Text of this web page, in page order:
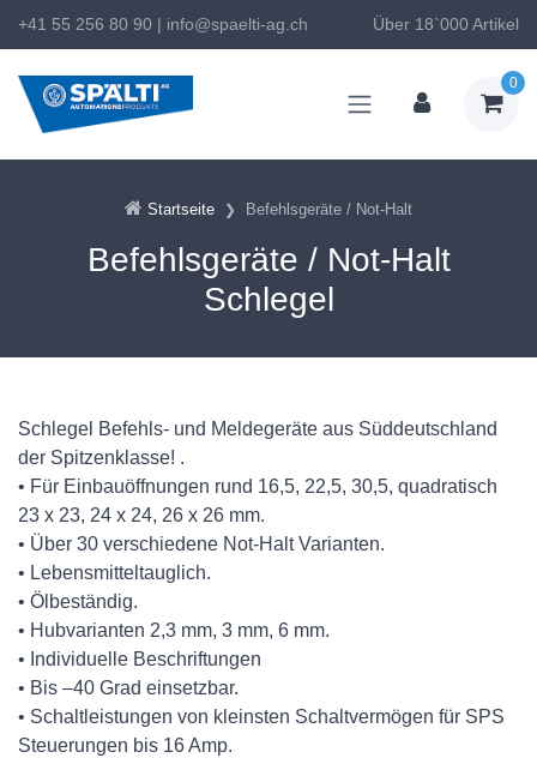
+41 55 256 80 90 | info@spaelti-ag.ch Über 18`000 Artikel
0
Startseite Befehlsgeräte / Not-Halt
Befehlsgeräte / Not-Halt
Schlegel
Schlegel Befehls- und Meldegeräte aus Süddeutschland
der Spitzenklasse! .
• Für Einbauöffnungen rund 16,5, 22,5, 30,5, quadratisch
23 x 23, 24 x 24, 26 x 26 mm.
• Über 30 verschiedene Not-Halt Varianten.
• Lebensmitteltauglich.
• Ölbeständig.
• Hubvarianten 2,3 mm, 3 mm, 6 mm.
• Individuelle Beschriftungen
• Bis –40 Grad einsetzbar.
• Schaltleistungen von kleinsten Schaltvermögen für SPS
Steuerungen bis 16 Amp.